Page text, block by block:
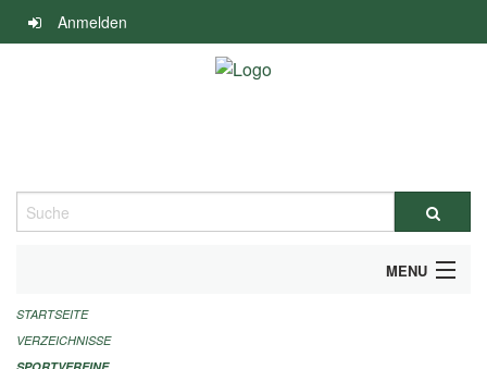
Navigation
überspringen
Anmelden
Suche
MENU
ALLGEMEINE INFORMATIONEN
STARTSEITE
VERZEICHNISSE